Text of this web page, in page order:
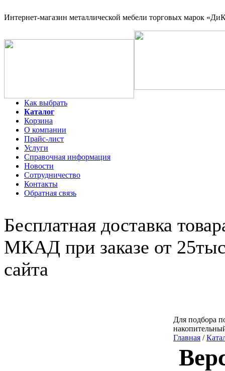
Интернет-магазин металлической мебели торговых марок
Как выбрать
Каталог
Корзина
О компании
Прайс-лист
Услуги
Справочная информация
Новости
Сотрудничество
Контакты
Обратная связь
Бесплатная доставка
МКАД при заказе от
сайта
Для подбора
Главная /